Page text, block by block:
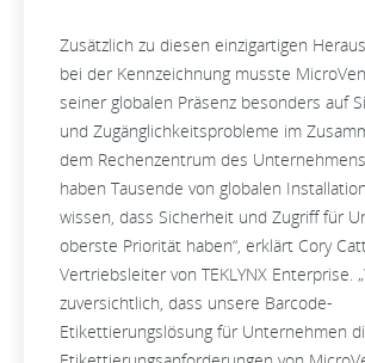
Zusätzlich zu diesen einzigartigen
bei der Kennzeichnung musste
seiner globalen Präsenz besonders auf
und Zugänglichkeitsprobleme im
dem Rechenzentrum des
haben Tausende von globalen
wissen, dass Sicherheit und Zugriff für
oberste Priorität haben“, erklärt Cory
Vertriebsleiter von TEKLYNX Enterprise.
zuversichtlich, dass unsere Barcode-
Etikettierungslösung für Unternehmen